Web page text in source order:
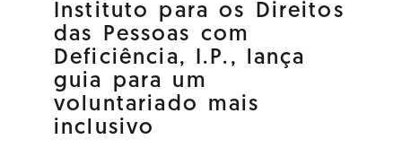
Instituto para os Direitos
das Pessoas com
Deficiência, I.P., lança
guia para um
voluntariado mais
inclusivo